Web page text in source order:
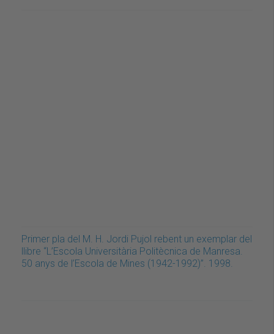
Primer pla del M. H. Jordi Pujol rebent un exemplar del
llibre “L’Escola Universitària Politècnica de Manresa.
50 anys de l’Escola de Mines (1942-1992)”. 1998.